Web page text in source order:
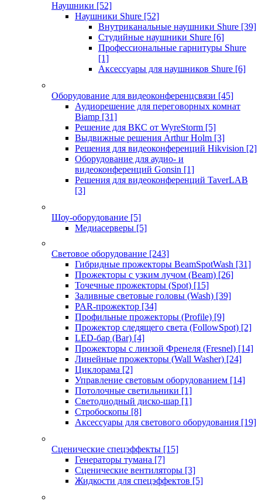
Наушники [52]
Наушники Shure [52]
Внутриканальные наушники Shure [39]
Студийные наушники Shure [6]
Профессиональные гарнитуры Shure
[1]
Аксессуары для наушников Shure [6]
Оборудование для видеоконференцсвязи [45]
Аудиорешение для переговорных комнат
Biamp [31]
Решение для ВКС от WyreStorm [5]
Выдвижные решения Arthur Holm [3]
Решения для видеоконференций Hikvision [2]
Оборудование для аудио- и
видеоконференций Gonsin [1]
Решения для видеоконференций TaverLAB
[3]
Шоу-оборудование [5]
Медиасерверы [5]
Световое оборудование [243]
Гибридные прожекторы BeamSpotWash [31]
Прожекторы с узким лучом (Beam) [26]
Точечные прожекторы (Spot) [15]
Заливные световые головы (Wash) [39]
PAR-прожектор [34]
Профильные прожекторы (Profile) [9]
Прожектор следящего света (FollowSpot) [2]
LED-бар (Bar) [4]
Прожекторы с линзой Френеля (Fresnel) [14]
Линейные прожекторы (Wall Washer) [24]
Циклорама [2]
Управление световым оборудованием [14]
Потолочные светильники [1]
Светодиодный диско-шар [1]
Стробоскопы [8]
Аксессуары для светового оборудования [19]
Сценические спецэффекты [15]
Генераторы тумана [7]
Сценические вентиляторы [3]
Жидкости для спецэффектов [5]